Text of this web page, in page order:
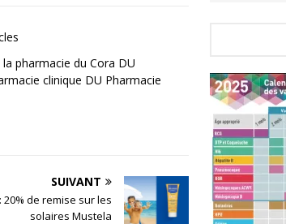
pharmacie du Cora DU
clinique DU Pharmacie
SUIVANT
20% de remise sur les
solaires Mustela